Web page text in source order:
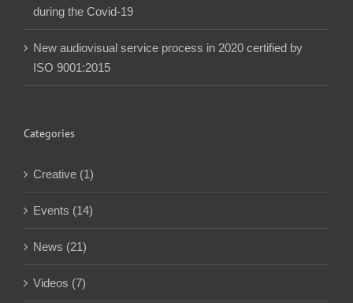
during the Covid-19
New audiovisual service process in 2020 certified by
ISO 9001:2015
Categories
Creative (1)
Events (14)
News (21)
Videos (7)